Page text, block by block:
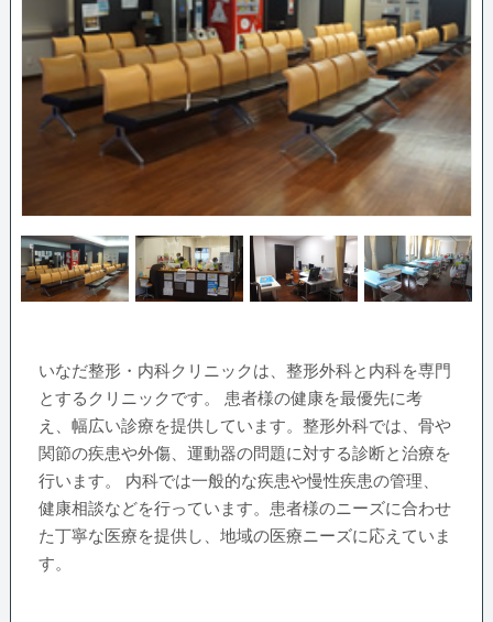
いなだ整形・内科クリニックは、整形外科と内科を専門
とするクリニックです。 患者様の健康を最優先に考
え、幅広い診療を提供しています。整形外科では、骨や
関節の疾患や外傷、運動器の問題に対する診断と治療を
行います。 内科では一般的な疾患や慢性疾患の管理、
健康相談などを行っています。患者様のニーズに合わせ
た丁寧な医療を提供し、地域の医療ニーズに応えていま
す。